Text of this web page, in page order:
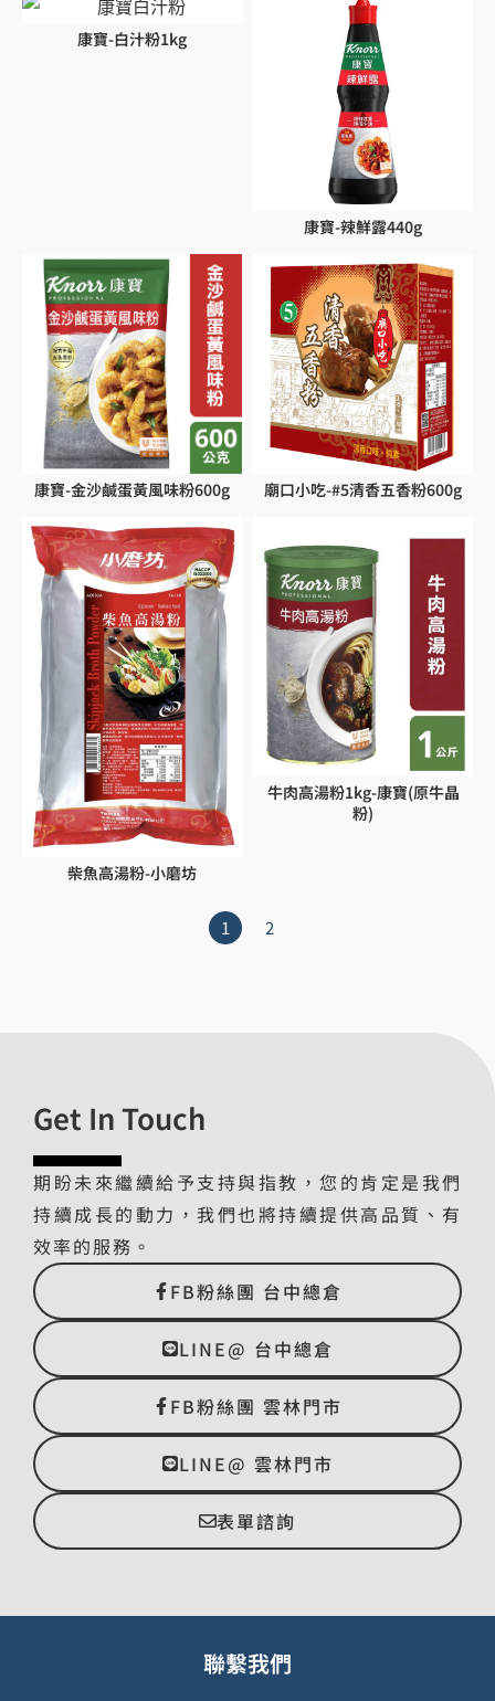
康寶-白汁粉1kg
康寶-辣鮮露440g
康寶-金沙鹹蛋黃風味粉600g 廟口小吃-#5清香五香粉600g
柴魚高湯粉-小磨坊
牛肉高湯粉1kg-康寶(原牛晶
粉)
1 2
Get In Touch
期盼未來繼續給予支持與指教，您的肯定是我們
持續成長的動力，我們也將持續提供高品質、有
效率的服務。
FB粉絲團 台中總倉
LINE@ 台中總倉
FB粉絲團 雲林門市
LINE@ 雲林門市
表單諮詢
聯繫我們